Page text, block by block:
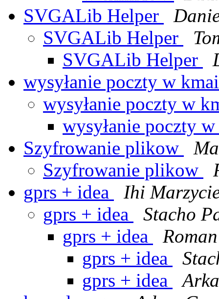
SVGALib Helper
SVGALib Helper
SVGALib Helper
wysyłanie poczty w
wysyłanie poczty w
wysyłanie poczty
Szyfrowanie plikow
Szyfrowanie plikow
gprs + idea
Ihi
gprs + idea
Stacho
gprs + idea
gprs + idea
gprs + idea